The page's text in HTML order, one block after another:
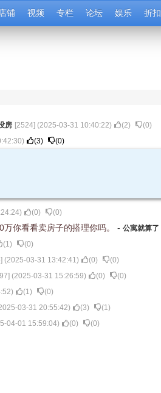
铺 视频 专栏 论坛 娱乐 折扣
房 [2524] (2025-03-31 10:40:22) (2) (0)
) (3) (0)
) (0) (0)
你看看卖房子的搭理你吗。 - 公寓就算了
(1) (0)
] (2025-03-31 13:42:41) (0) (0)
] (2025-03-31 15:26:59) (0) (0)
) (1) (0)
03-31 20:55:42) (3) (1)
04-01 15:59:04) (0) (0)